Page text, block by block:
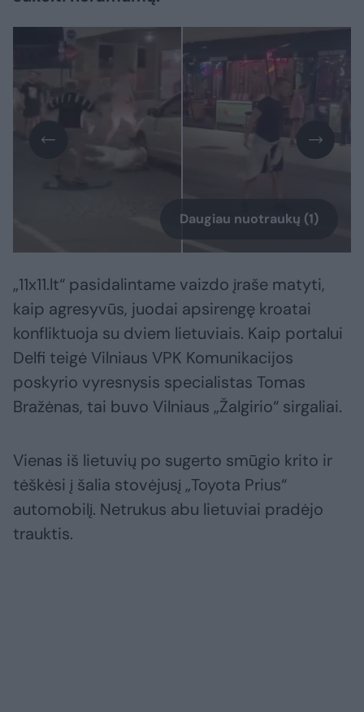
Daugiau nuotraukų (1)
„11x11.lt“ pasidalintame vaizdo įraše matyti,
kaip agresyvūs, juodai apsirengę kroatai
konfliktuoja su dviem lietuviais. Kaip portalui
Delfi teigė Vilniaus VPK Komunikacijos
poskyrio vyresnysis specialistas Tomas
Bražėnas, tai buvo Vilniaus „Žalgirio“ sirgaliai.
Vienas iš lietuvių po sugerto smūgio krito ir
tėškėsi į šalia stovėjusį „Toyota Prius“
automobilį. Netrukus abu lietuviai pradėjo
trauktis.